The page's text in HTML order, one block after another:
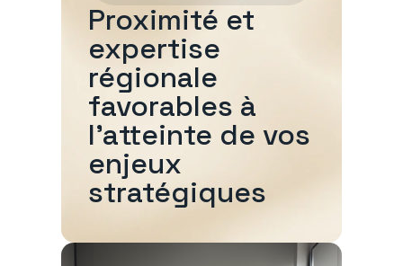
Proximité et
expertise
régionale
favorables à
l'atteinte de vos
enjeux
stratégiques